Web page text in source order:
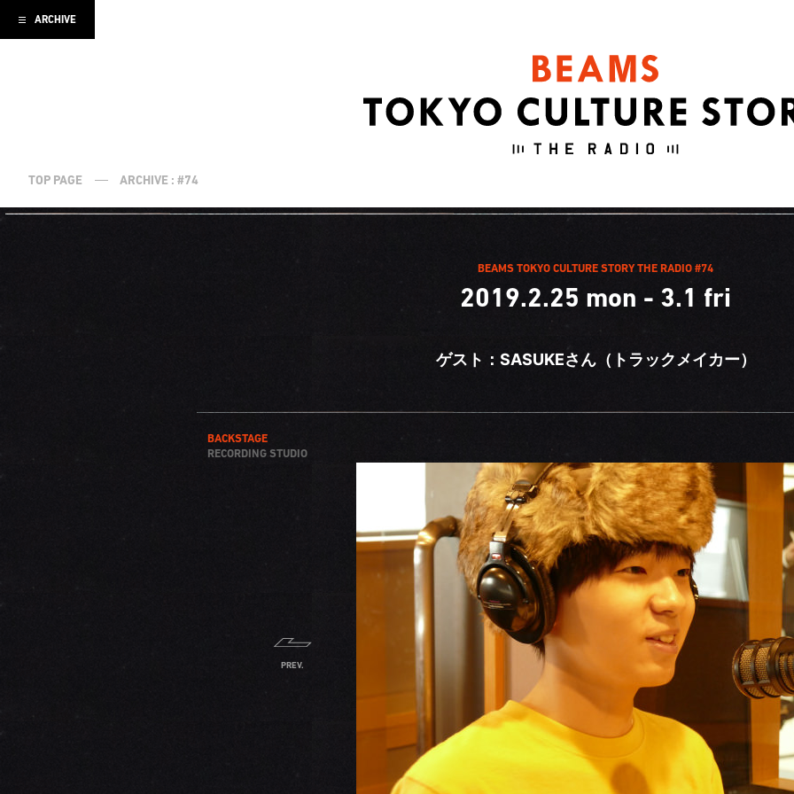
ARCHIVE
TOP PAGE ARCHIVE : #74
BEAMS TOKYO CULTURE STORY THE RADIO #74
2019.2.25 mon - 3.1 fri
ゲスト：SASUKEさん（トラックメイカー）
BACKSTAGE
RECORDING STUDIO
PREV.